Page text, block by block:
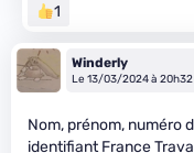
1
Winderly
Le 13/03/2024 à 20h32
Nom, prénom, numéro
identifiant France